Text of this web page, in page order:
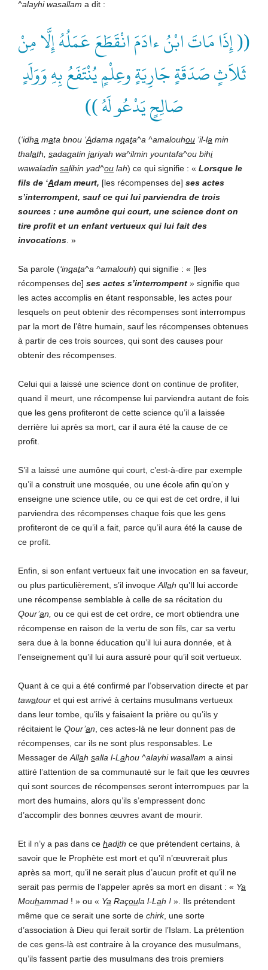
^alayhi wasallam a dit :
(( إِذَا مَاتَ ابْنُ ءادَمَ انْقَطَعَ عَمَلُهُ إِلَّا مِنْ
ثَلاَثٍ صَدَقَةٍ جَارِيَةٍ وعِلْمٍ يُنْتَفَعُ بِهِ وَوَلَدٍ
صَالِحٍ يَدْعُو لَهُ ))
(‘idha mata bnou ‘Adama nqata^a ^amalouhou ‘il-la min
thalath, sadaqatin jariyah wa^ilmin yountafa^ou bihi
wawaladin salihin yad^ou lah) ce qui signifie : « Lorsque le
fils de ‘Adam meurt, [les récompenses de] ses actes
s’interrompent, sauf ce qui lui parviendra de trois
sources : une aumône qui court, une science dont on
tire profit et un enfant vertueux qui lui fait des
invocations . »
Sa parole (‘inqata^a ^amalouh) qui signifie : « [les
récompenses de] ses actes s’interrompent » signifie que
les actes accomplis en étant responsable, les actes pour
lesquels on peut obtenir des récompenses sont interrompus
par la mort de l’être humain, sauf les récompenses obtenues
à partir de ces trois sources, qui sont des causes pour
obtenir des récompenses.
Celui qui a laissé une science dont on continue de profiter,
quand il meurt, une récompense lui parviendra autant de fois
que les gens profiteront de cette science qu’il a laissée
derrière lui après sa mort, car il aura été la cause de ce
profit.
S’il a laissé une aumône qui court, c’est-à-dire par exemple
qu’il a construit une mosquée, ou une école afin qu’on y
enseigne une science utile, ou ce qui est de cet ordre, il lui
parviendra des récompenses chaque fois que les gens
profiteront de ce qu’il a fait, parce qu’il aura été la cause de
ce profit.
Enfin, si son enfant vertueux fait une invocation en sa faveur,
ou plus particulièrement, s’il invoque Allah qu’Il lui accorde
une récompense semblable à celle de sa récitation du
Qour’an, ou ce qui est de cet ordre, ce mort obtiendra une
récompense en raison de la vertu de son fils, car sa vertu
sera due à la bonne éducation qu’il lui aura donnée, et à
l’enseignement qu’il lui aura assuré pour qu’il soit vertueux.
Quant à ce qui a été confirmé par l’observation directe et par
tawatour et qui est arrivé à certains musulmans vertueux
dans leur tombe, qu’ils y faisaient la prière ou qu’ils y
récitaient le Qour’an , ces actes-là ne leur donnent pas de
récompenses, car ils ne sont plus responsables. Le
Messager de Allah salla l-L ahou ^alayhi wasallam a ainsi
attiré l’attention de sa communauté sur le fait que les œuvres
qui sont sources de récompenses seront interrompues par la
mort des humains, alors qu’ils s’empressent donc
d’accomplir des bonnes œuvres avant de mourir.
Et il n’y a pas dans ce hadith ce que prétendent certains, à
savoir que le Prophète est mort et qu’il n’œuvrerait plus
après sa mort, qu’il ne serait plus d’aucun profit et qu’il ne
serait pas permis de l’appeler après sa mort en disant : « Ya
Mouhammad ! » ou « Ya Raçoula l-L ah ! ». Ils prétendent
même que ce serait une sorte de chirk, une sorte
d’association à Dieu qui ferait sortir de l’Islam. La prétention
de ces gens-là est contraire à la croyance des musulmans,
qu’ils fassent partie des musulmans des trois premiers